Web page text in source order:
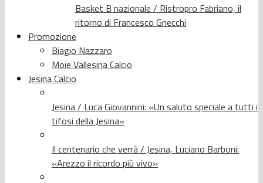
Basket B nazionale / Ristropro Fabriano, il
ritorno di Francesco Gnecchi
Promozione
Biagio Nazzaro
Moie Vallesina Calcio
Jesina Calcio
Jesina / Luca Giovannini: «Un saluto speciale a tutti i
tifosi della Jesina»
Il centenario che verrà / Jesina, Luciano Barboni:
«Arezzo il ricordo più vivo»